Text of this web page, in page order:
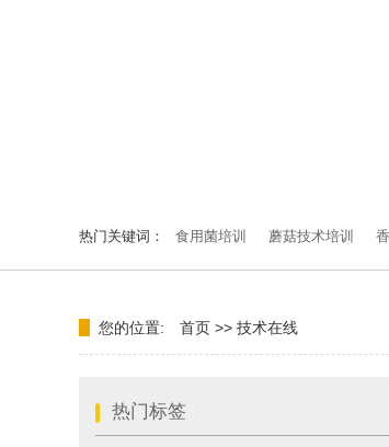
热门关键词： 食用菌培训 蘑菇技术培训
您的位置: 首页 >> 技术在线
热门标签